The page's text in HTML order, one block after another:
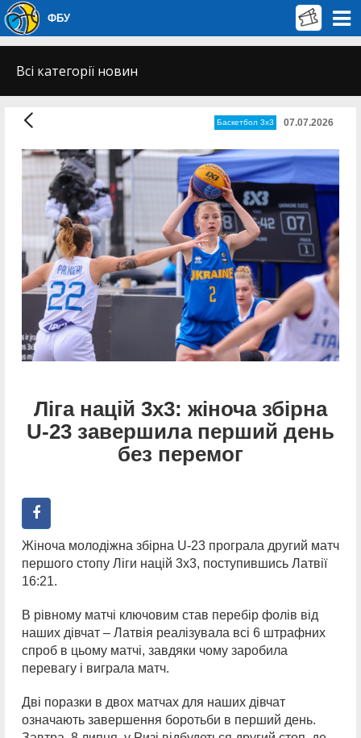
ФБУ
Всі категорії новин
Баскетбол 3х3 07.07.2026
Ліга націй 3х3: жіноча збірна
U-23 завершила перший день
без перемог
Жіноча молодіжна збірна U-23 програла другий матч
першого стопу Ліги націй 3х3, поступившись Латвії
16:21.
В рівному матчі ключовим став перебір фолів від
наших дівчат – Латвія реалізувала всі 6 штрафних
спроб в цьому матчі, завдяки чому заробила
перевагу і виграла матч.
Дві поразки в двох матчах для наших дівчат
означають завершення боротьби в перший день.